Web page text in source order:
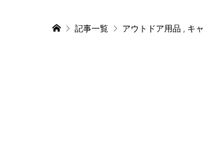
記事一覧 アウトドア用品 , キ